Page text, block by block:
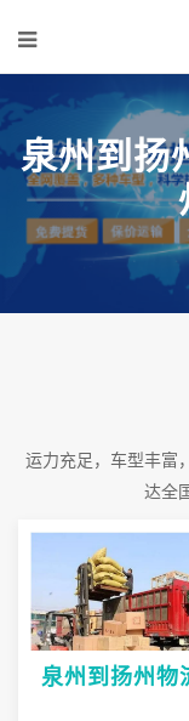
泉州到扬
运力充足，车型丰富
达全
泉州到扬州物